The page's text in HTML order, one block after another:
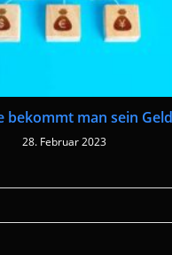
bekommt man sein
28. Februar 2023